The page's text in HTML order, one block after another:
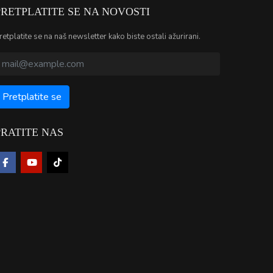
SE NA NOVOSTI
se na naš newsletter kako biste ostali ažurirani.
NAS